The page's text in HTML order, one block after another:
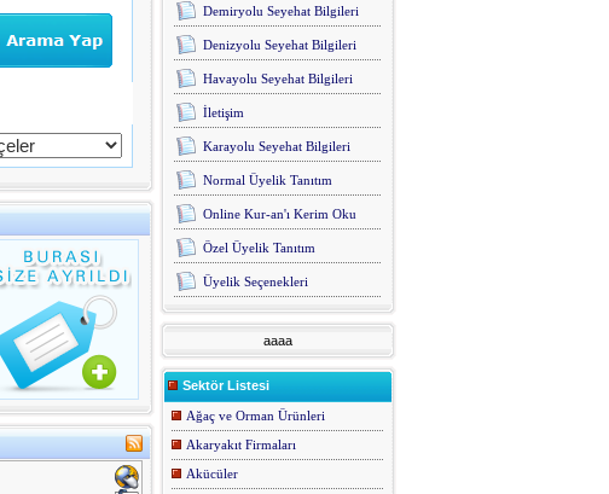
Demiryolu Seyehat Bilgileri
Denizyolu Seyehat Bilgileri
Havayolu Seyehat Bilgileri
İletişim
Karayolu Seyehat Bilgileri
Normal Üyelik Tanıtım
Online Kur-an'ı Kerim Oku
Özel Üyelik Tanıtım
Üyelik Seçenekleri
aaaa
Sektör Listesi
Ağaç ve Orman Ürünleri
Akaryakıt Firmaları
Akücüler